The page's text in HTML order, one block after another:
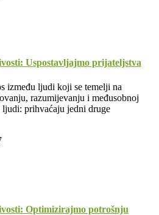
Uspostavljajmo prijateljstva
između ljudi koji se temelji na
razumijevanju i međusobnoj
prihvaćaju jedni druge
Optimizirajmo potrošnju